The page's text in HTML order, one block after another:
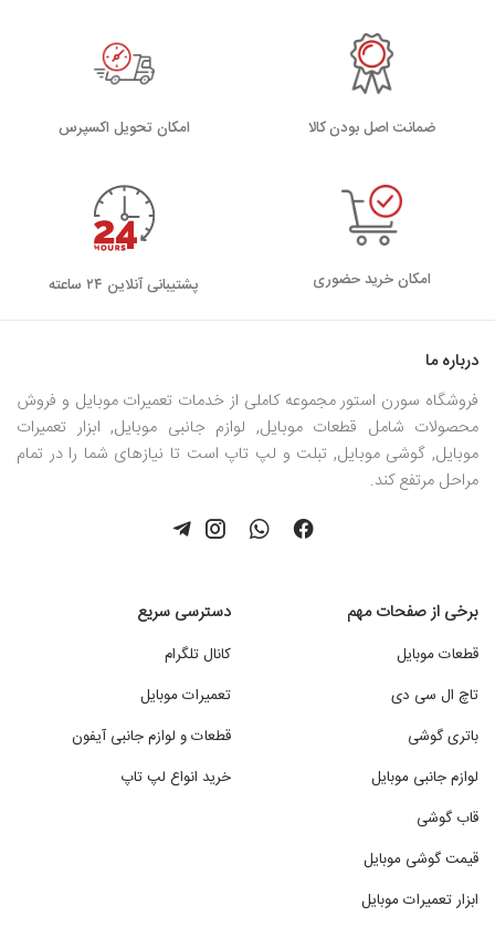
ضمانت اصل بودن کالا اﻣﮑﺎن ﺗﺤﻮﯾﻞ اﮐﺴﭙﺮس
امکان خرید حضوری پشتیبانی آنلاین ۲۴ ساعته
درباره ما
فروشگاه سورن استور مجموعه کاملی از خدمات تعمیرات موبایل و فروش
محصولات شامل قطعات موبایل, لوازم جانبی موبایل, ابزار تعمیرات
موبایل, گوشی موبایل, تبلت و لپ تاپ است تا نیازهای شما را در تمام
مراحل مرتفع کند.
برخی از صفحات مهم
قطعات موبایل
تاچ ال سی دی
باتری گوشی
لوازم جانبی موبایل
قاب گوشی
قیمت گوشی موبایل
ابزار تعمیرات موبایل
دسترسی سریع
کانال تلگرام
تعمیرات موبایل
قطعات و لوازم جانبی آیفون
خرید انواع لپ تاپ